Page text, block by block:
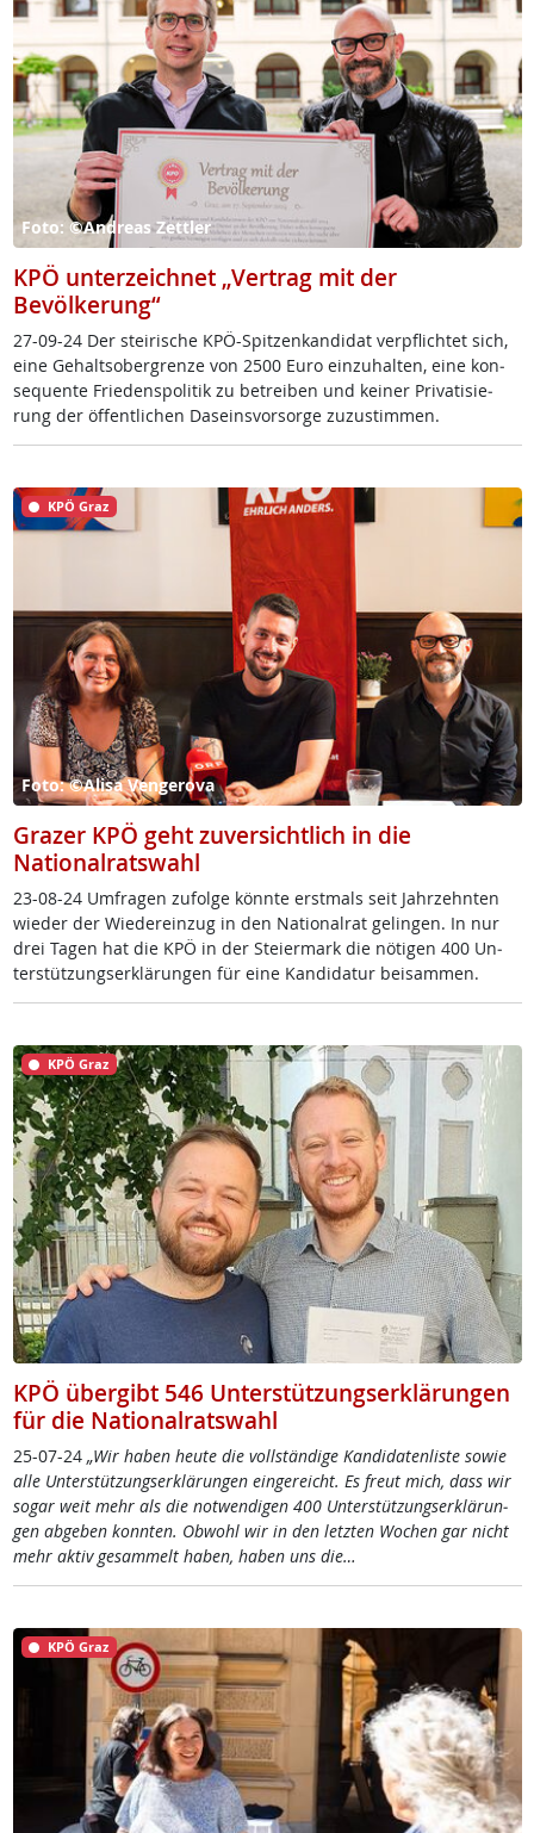
Foto: ©Andreas Zettler
KPÖ unterzeichnet „Vertrag mit der
Bevölkerung“
27-09-24 Der stei­ri­sche KPÖ-Spit­zen­kan­di­dat verpf­lich­tet sich,
ei­ne Ge­halts­ober­g­ren­ze von 2500 Eu­ro ein­zu­hal­ten, ei­ne kon­
se­qu­en­te Frie­dens­po­li­tik zu be­t­rei­ben und kei­ner Pri­va­ti­sie­
rung der öf­f­ent­li­chen Da­s­eins­vor­sor­ge zu­zu­stim­men.
KPÖ Graz
Foto: ©Alisa Vengerova
Grazer KPÖ geht zuversichtlich in die
Nationalratswahl
23-08-24 Um­fra­gen zu­fol­ge könn­te erst­mals seit Jahr­zehn­ten
wie­der der Wie­de­r­ein­zug in den Na­tio­nal­rat ge­lin­gen. In nur
drei Ta­gen hat die KPÖ in der Stei­er­mark die nö­t­i­gen 400 Un­
ter­stüt­zung­s­er­klär­un­gen für ei­ne Kan­di­da­tur bei­sam­men.
KPÖ Graz
KPÖ übergibt 546 Unterstützungserklärungen
für die Nationalratswahl
25-07-24 „Wir ha­ben heu­te die voll­stän­di­ge Kan­di­da­ten­lis­te so­wie
al­le Un­ter­stüt­zung­s­er­klär­un­gen ein­ge­reicht. Es freut mich, dass wir
so­gar weit mehr als die not­wen­di­gen 400 Un­ter­stüt­zung­s­er­klär­un­
gen ab­ge­ben konn­ten. Ob­wohl wir in den letz­ten Wo­chen gar nicht
mehr ak­tiv ge­sam­melt ha­ben, ha­ben uns die…
KPÖ Graz